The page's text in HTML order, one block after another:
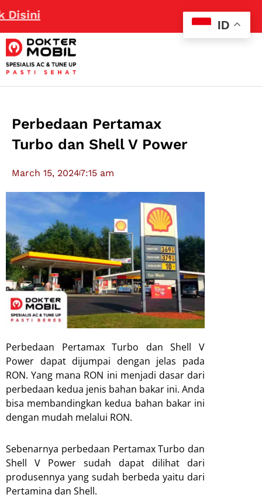
Perbedaan Pertamax
Turbo dan Shell V Power
March 15, 20247:15 am
Perbedaan Pertamax Turbo dan Shell V
Power dapat dijumpai dengan jelas pada
RON. Yang mana RON ini menjadi dasar dari
perbedaan kedua jenis bahan bakar ini. Anda
bisa membandingkan kedua bahan bakar ini
dengan mudah melalui RON.
Sebenarnya perbedaan Pertamax Turbo dan
Shell V Power sudah dapat dilihat dari
produsennya yang sudah berbeda yaitu dari
Pertamina dan Shell.
ID